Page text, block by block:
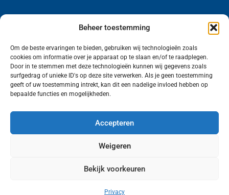
Beheer toestemming
Om de beste ervaringen te bieden, gebruiken wij technologieën zoals
cookies om informatie over je apparaat op te slaan en/of te raadplegen.
Door in te stemmen met deze technologieën kunnen wij gegevens zoals
surfgedrag of unieke ID's op deze site verwerken. Als je geen toestemming
geeft of uw toestemming intrekt, kan dit een nadelige invloed hebben op
bepaalde functies en mogelijkheden.
Accepteren
Weigeren
Bekijk voorkeuren
Privacy
Wij van FranekerActueel.nl verzorgen het nieuws
in de Gemeente Waadhoeke. Met als hoofdplaats
Copyright © FranekerActueel 2009-2026